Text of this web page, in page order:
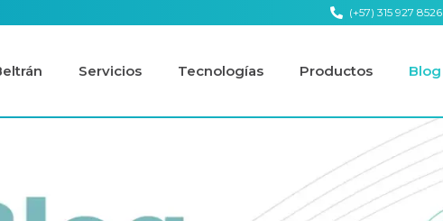
(+57) 315 927 8526
Servicios Tecnologías Productos Blog